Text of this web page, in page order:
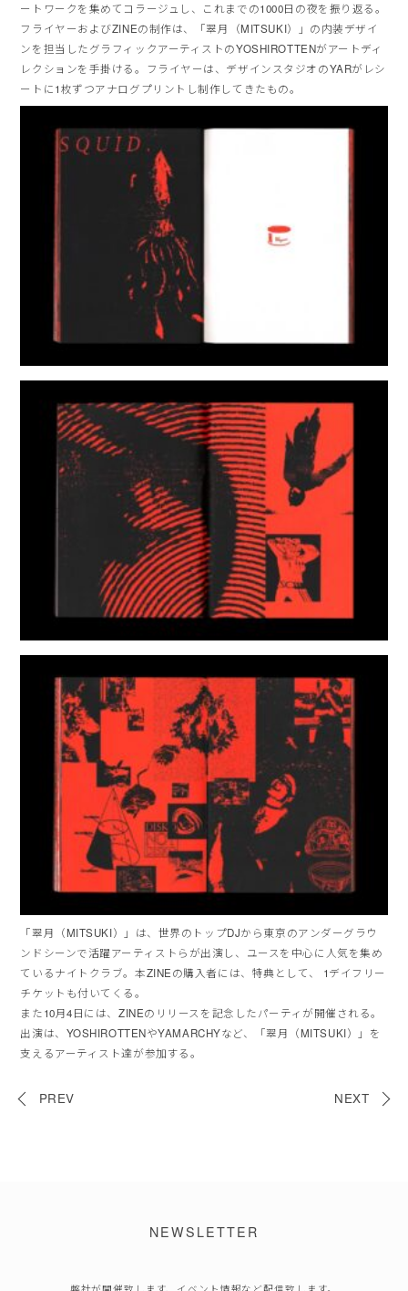
ートワークを集めてコラージュし、これまでの1000日の夜を振り返る。
フライヤーおよびZINEの制作は、「翠月（MITSUKI）」の内装デザイ
ンを担当したグラフィックアーティストのYOSHIROTTENがアートディ
レクションを手掛ける。フライヤーは、デザインスタジオのYARがレシ
ートに1枚ずつアナログプリントし制作してきたもの。
「翠月（MITSUKI）」は、世界のトップDJから東京のアンダーグラウ
ンドシーンで活躍アーティストらが出演し、ユースを中心に人気を集め
ているナイトクラブ。本ZINEの購入者には、特典として、 1デイフリー
チケットも付いてくる。
また10月4日には、ZINEのリリースを記念したパーティが開催される。
出演は、YOSHIROTTENやYAMARCHYなど、「翠月（MITSUKI）」を
支えるアーティスト達が参加する。
PREV NEXT
NEWSLETTER